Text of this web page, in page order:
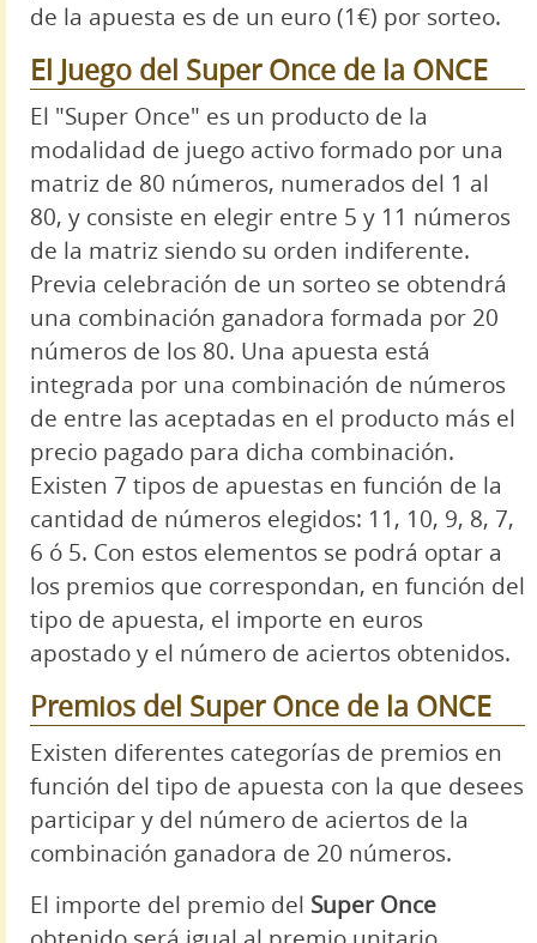
de la apuesta es de un euro (1€) por sorteo.
El Juego del Super Once de la ONCE
El "Super Once" es un producto de la
modalidad de juego activo formado por una
matriz de 80 números, numerados del 1 al
80, y consiste en elegir entre 5 y 11 números
de la matriz siendo su orden indiferente.
Previa celebración de un sorteo se obtendrá
una combinación ganadora formada por 20
números de los 80. Una apuesta está
integrada por una combinación de números
de entre las aceptadas en el producto más el
precio pagado para dicha combinación.
Existen 7 tipos de apuestas en función de la
cantidad de números elegidos: 11, 10, 9, 8, 7,
6 ó 5. Con estos elementos se podrá optar a
los premios que correspondan, en función del
tipo de apuesta, el importe en euros
apostado y el número de aciertos obtenidos.
Premios del Super Once de la ONCE
Existen diferentes categorías de premios en
función del tipo de apuesta con la que desees
participar y del número de aciertos de la
combinación ganadora de 20 números.
El importe del premio del Super Once